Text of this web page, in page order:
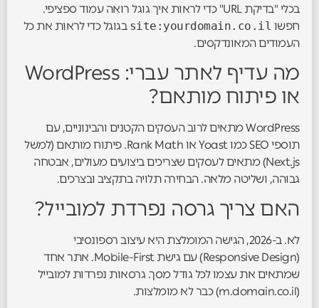
בכלי "בדיקת URL" כדי לראות איך גוגל רואה עמוד ספציפי.
חפשו site:yourdomain.co.il בגוגל כדי לראות את כל
העמודים המאונדקסים.
מה עדיף לאתר עברי: WordPress
או פיתוח מותאם?
WordPress מתאים לרוב העסקים הקטנים והבינוניים, עם
תוספי SEO כמו Yoast או Rank Math. פיתוח מותאם (למשל
Next.js) מתאים לעסקים שצריכים ביצועים מעולים, אבטחה
גבוהה, ושליטה מלאה. הבחירה תלויה בתקציב ובצרכים.
האם צריך גרסה נפרדת למובייל?
לא. ב-2026, הגישה המומלצת היא עיצוב רספונסיבי
(Responsive Design) עם גישת Mobile-First. אתר אחד
שמתאים את עצמו לכל גודל מסך. גרסאות נפרדות למובייל
(m.domain.co.il) כבר לא מומלצות.